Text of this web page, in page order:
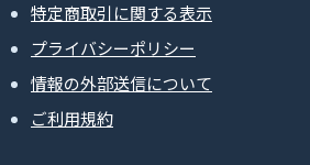
特定商取引に関する表示
プライバシーポリシー
情報の外部送信について
ご利用規約